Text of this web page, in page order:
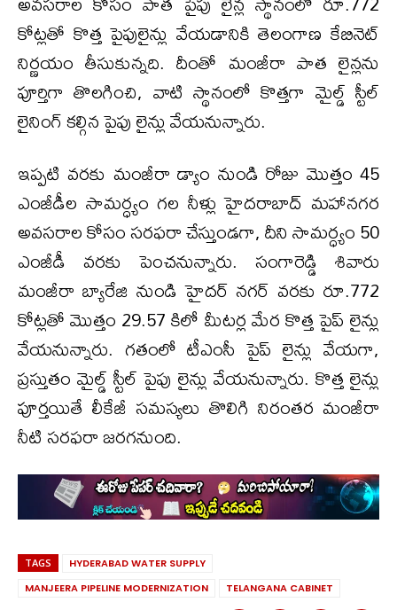
కోట్లతో కొత్త పైపులైన్లు వేయడానికి తెలంగాణ కేబినెట్
నిర్ణయం తీసుకున్నది. దీంతో మంజీరా పాత లైన్లను
పూర్తిగా తొలగించి, వాటి స్థానంలో కొత్తగా మైల్డ్ స్టీల్
లైనింగ్ కల్గిన పైపు లైన్లు వేయనున్నారు.
ఇప్పటి వరకు మంజీరా డ్యాం నుండి రోజు మొత్తం 45
ఎంజీడీల సామర్ధ్యం గల నీళ్లు హైదరాబాద్ మహానగర
అవసరాల కోసం సరఫరా చేస్తుండగా, దీని సామర్ధ్యం 50
ఎంజీడీ వరకు పెంచనున్నారు. సంగారెడ్డి శివారు
మంజీరా బ్యారేజి నుండి హైదర్ నగర్ వరకు రూ.772
కోట్లతో మొత్తం 29.57 కిలో మీట‌ర్ల మేర కొత్త పైప్ లైన్లు
వేయనున్నారు. గతంలో టీఎంసీ పైప్ లైన్లు వేయగా,
ప్రస్తుతం మైల్డ్ స్టీల్ పైపు లైన్లు వేయనున్నారు. కొత్త లైన్లు
పూర్త‌యితే లీకేజీ సమస్యలు తొలిగి నిరంతర మంజీరా
నీటి సరఫరా జరగనుంది.
TAGS
HYDERABAD WATER SUPPLY
MANJEERA PIPELINE MODERNIZATION
TELANGANA CABINET